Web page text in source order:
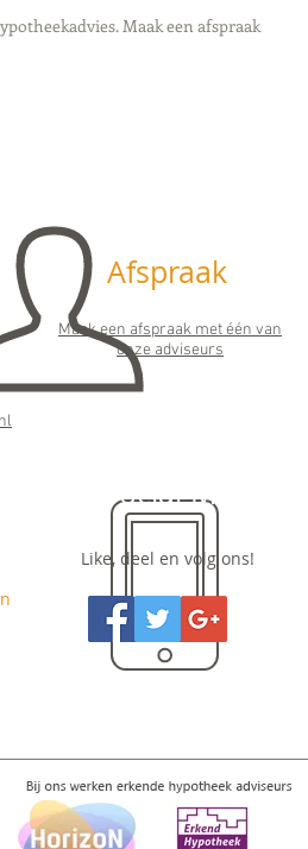
Maak een afspraak
Afspraak
Maak een afspraak met één van
onze adviseurs
Social Media
Like, deel en volg ons!